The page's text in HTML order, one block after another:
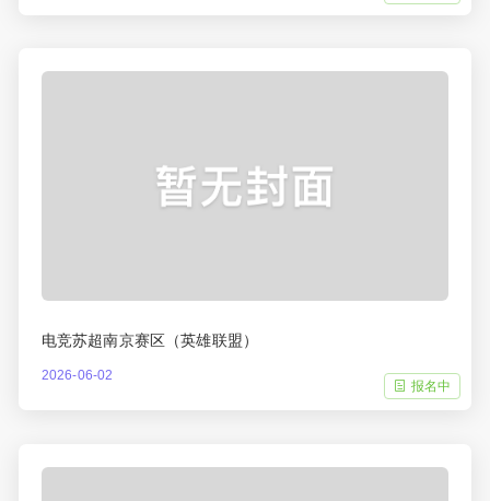
电竞苏超南京赛区（英雄联盟）
2026-06-02
报名中